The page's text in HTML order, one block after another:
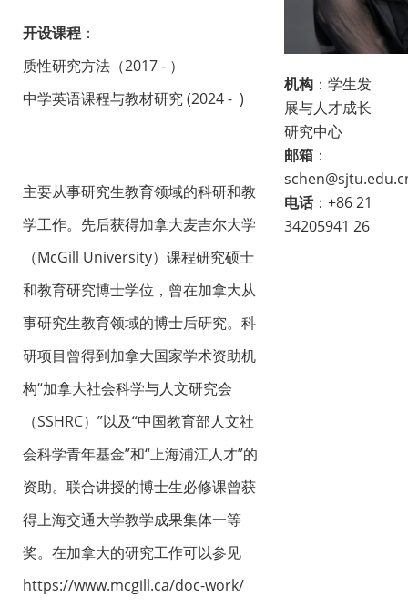
开设课程 ：
质性研究方法（2017 - ）
中学英语课程与教材研究 (2024 - )
主要从事研究生教育领域的科研和教
学工作。先后获得加拿大麦吉尔大学
（McGill University）课程研究硕士
和教育研究博士学位，曾在加拿大从
事研究生教育领域的博士后研究。科
研项目曾得到加拿大国家学术资助机
构“加拿大社会科学与人文研究会
（SSHRC） ”以及“中国教育部人文社
会科学青年基金”和“上海浦江人才”的
资助。联合讲授的博士生必修课曾获
得上海交通大学教学成果集体一等
奖。在加拿大的研究工作可以参见
https://www.mcgill.ca/doc-work/
机构：学生发
展与人才成长
研究中心
邮箱：
电话：+86 21
34205941 26